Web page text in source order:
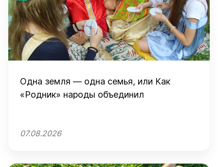
Одна земля — одна семья, или Как
«Родник» народы объединил
07.08.2026